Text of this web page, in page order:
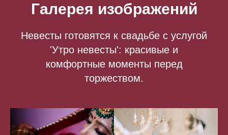
Галерея изображений
Невесты готовятся к свадьбе с услугой
'Утро невесты': красивые и
комфортные моменты перед
торжеством.